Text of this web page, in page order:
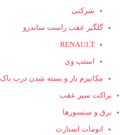
شرکتی
گلگیر عقب راست ساندرو
RENAULT
استپ وی
مکانیزم باز و بسته شدن درب باک
براکت سپر عقب
برق و سنسورها
اتومات استارت